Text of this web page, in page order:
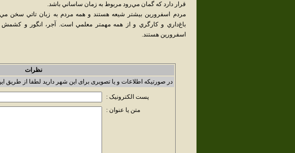
قرار دارد که گمان مي‌رود مربوط به زمان ساساني باشد.
مردم اسفرورين بيشتر شيعه هستند و همه مردم به زبان تاتي سخن
باغ‌داري و کارگري و از همه مهمتر معلمي است. آجر، انگور و کشمش
اسفرورين هستند.
نظرات
در صورتیکه اطلاعات و یا تصویری برای این شهر دارید لطفا از طریق
پست الکترونیک :
متن یا عنوان :